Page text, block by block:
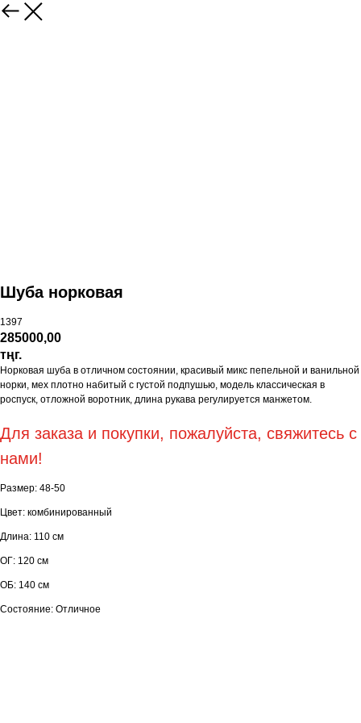
Шуба норковая
1397
285000,00
тңг.
Норковая шуба в отличном состоянии, красивый микс пепельной и ванильной
норки, мех плотно набитый с густой подпушью, модель классическая в
роспуск, отложной воротник, длина рукава регулируется манжетом.
Для заказа и покупки, пожалуйста, свяжитесь с
нами!
Размер: 48-50
Цвет: комбинированный
Длина: 110 см
ОГ: 120 см
ОБ: 140 см
Состояние: Отличное